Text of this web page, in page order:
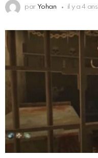
par Yohan il y a 4 ans